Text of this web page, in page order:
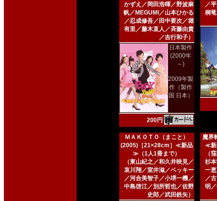
かずえ／岡田浩暉／野波麻
帆／MEGUMI／山本ひかる
／忍成修吾／田中要次／堀
有里／藤木直人／斉藤由貴
／吉行和子）
日本製作
(2000年
～)
2009年製
作（製作
国 日本）
200円
／
桐
ＭＡＫＯＴＯ（まこと）
(2005)［21×28cm］≪新品
≫（1人1冊まで）
（東山紀之／和久井映見／
哀川翔／室井滋／ベッキー
／河合美智子／小堺一機／
中島啓江／別所哲也／佐野
史郎／武田鉄矢）
魔界
≪新
（
杉
一
／
明